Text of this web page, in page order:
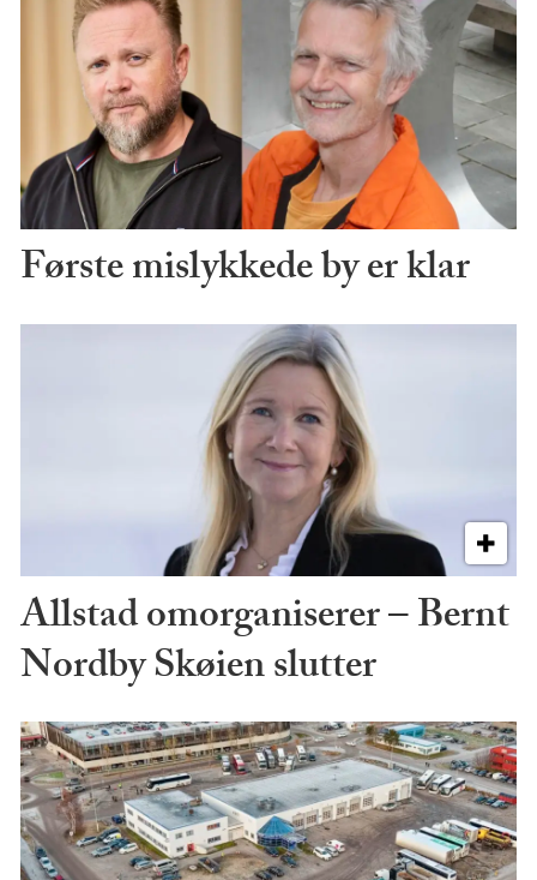
Første mislykkede by er klar
Allstad omorganiserer – Bernt
Nordby Skøien slutter